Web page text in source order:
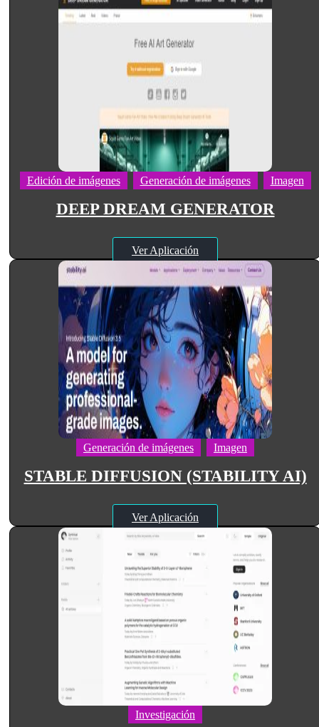
Edición de imágenes Generación de imágenes Imagen
DEEP DREAM GENERATOR
Ver Aplicación
Generación de imágenes Imagen
STABLE DIFFUSION (STABILITY AI)
Ver Aplicación
Investigación